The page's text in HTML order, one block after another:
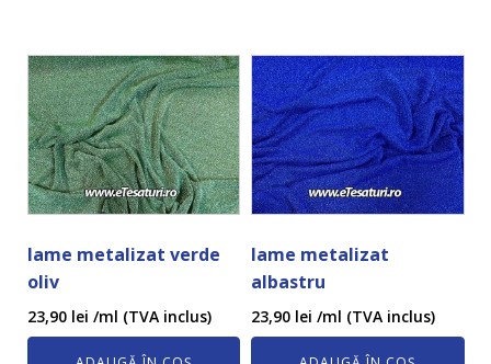
lame metalizat verde
oliv
23,90 lei /ml (TVA inclus)
lame metalizat
albastru
23,90 lei /ml (TVA inclus)